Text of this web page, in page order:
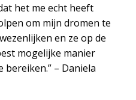
het me echt heeft
om mijn dromen te
en ze op de
mogelijke manier
bereiken.” – Daniela